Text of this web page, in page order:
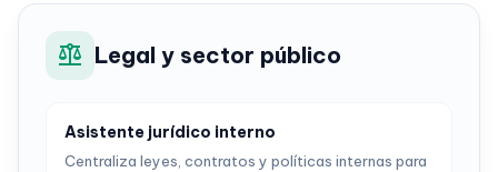
balance Legal y sector público
Asistente jurídico interno
Centraliza leyes, contratos y políticas internas para